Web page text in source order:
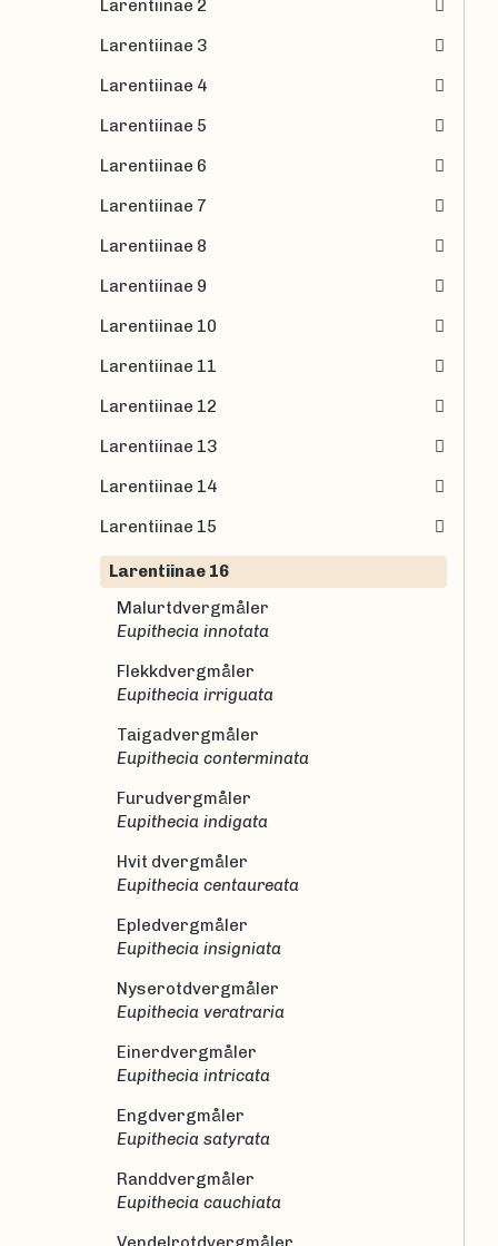
Larentiinae 2
Larentiinae 3
Larentiinae 4
Larentiinae 5
Larentiinae 6
Larentiinae 7
Larentiinae 8
Larentiinae 9
Larentiinae 10
Larentiinae 11
Larentiinae 12
Larentiinae 13
Larentiinae 14
Larentiinae 15
Larentiinae 16
Malurtdvergmåler
Eupithecia innotata
Flekkdvergmåler
Eupithecia irriguata
Taigadvergmåler
Eupithecia conterminata
Furudvergmåler
Eupithecia indigata
Hvit dvergmåler
Eupithecia centaureata
Epledvergmåler
Eupithecia insigniata
Nyserotdvergmåler
Eupithecia veratraria
Einerdvergmåler
Eupithecia intricata
Engdvergmåler
Eupithecia satyrata
Randdvergmåler
Eupithecia cauchiata